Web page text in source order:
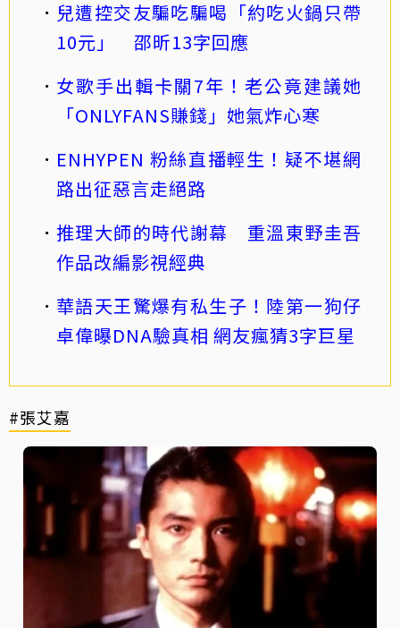
兒遭控交友騙吃騙喝「約吃火鍋只帶
10元」 邵昕13字回應
女歌手出輯卡關7年！老公竟建議她
「ONLYFANS賺錢」她氣炸心寒
ENHYPEN 粉絲直播輕生！疑不堪網
路出征惡言走絕路
推理大師的時代謝幕 重溫東野圭吾
作品改編影視經典
華語天王驚爆有私生子！陸第一狗仔
卓偉曝DNA驗真相 網友瘋猜3字巨星
#張艾嘉